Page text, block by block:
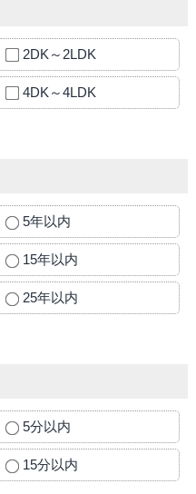
2DK～2LDK
4DK～4LDK
5年以内
15年以内
25年以内
5分以内
15分以内